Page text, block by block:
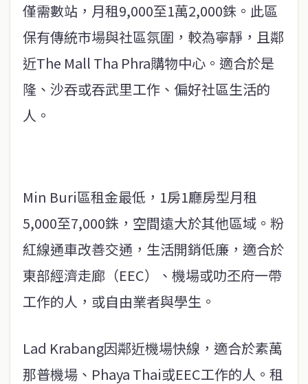
僅需數站，月租9,000至1萬2,000銖。此區
保有傳統市場與社區氛圍，較為寧靜，且鄰
近The Mall Tha Phra購物中心。適合於是
隆、沙吞或吞武里工作、偏好社區生活的
人。
Min Buri區租金最低，1房1廳房型月租
5,000至7,000銖，空間遠大於其他區域。粉
紅線通車改善交通，生活開銷低廉，適合於
東部經濟走廊（EEC）、機場或叻丕府一帶
工作的人，或自由業者與學生。
Lad Krabang因鄰近機場快線，適合於素萬
那普機場、Phaya Thai或EEC工作的人。租